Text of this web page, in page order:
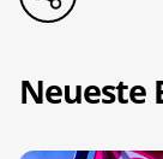
Neueste